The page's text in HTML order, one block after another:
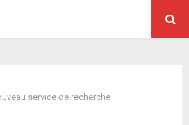
service de recherche